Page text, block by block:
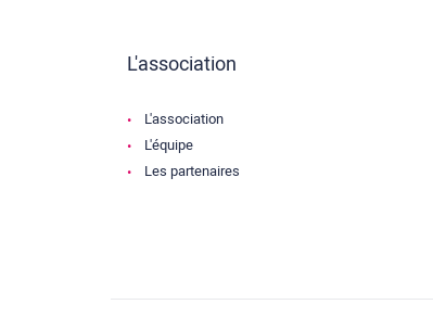
L'association
L'association
L'équipe
Les partenaires